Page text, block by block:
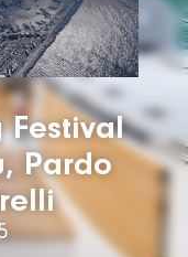
Festival
Pardo